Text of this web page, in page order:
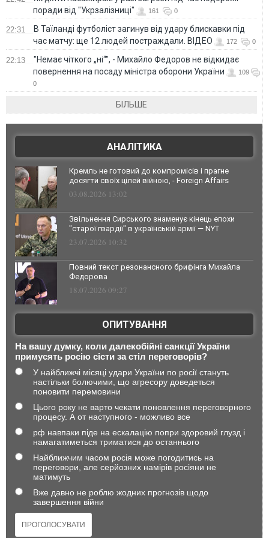
поради від "Укрзалізниці"
161 0
22:31
В Таїланді футболіст загинув від удару блискавки під
час матчу: ще 12 людей постраждали. ВІДЕО
172 0
22:13
"Немає чіткого „ні“", - Михайло Федоров не відкидає
повернення на посаду міністра оборони України
109
0
БІЛЬШЕ
АНАЛІТИКА
Кремль не готовий до компромісів і прагне
досягти своїх цілей війною, - Foreign Affairs
03.08.2026 13:02
Звільнення Сирського знаменує кінець епохи
"старої гвардії" в українській армії — NYT
23.07.2026 10:32
Повний текст резонансного брифінга Михайла
Федорова
18.07.2026 09:27
ОПИТУВАННЯ
На вашу думку, коли далекобійні санкції України
примусять росію сісти за стіл переговорів?
У найближчі місяці удари України по росії стануть
настільки болючими, що агресору доведеться
поновити перемовини
Цього року не варто чекати поновлення переговорного
процесу. А от наступного - можливо все
рф навпаки піде на ескалацію попри здоровий глузд і
намагатиметься триматися до останнього
Найближчим часом росія може погодитись на
переговори, але серйозних намірів росіяни не
матимуть
Вже давно не роблю жодних прогнозів щодо
завершення війни